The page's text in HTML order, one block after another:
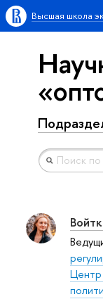
Высшая школа
Центр